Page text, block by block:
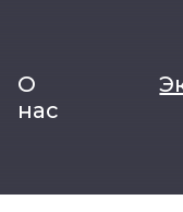
О
нас